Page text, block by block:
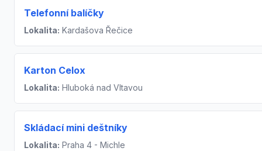
Telefonní balíčky
Lokalita: Kardašova Řečice
Karton Celox
Lokalita: Hluboká nad Vltavou
Skládací mini deštníky
Lokalita: Praha 4 - Michle